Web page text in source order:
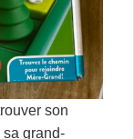
son
grand-